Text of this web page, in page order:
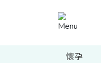
懷孕